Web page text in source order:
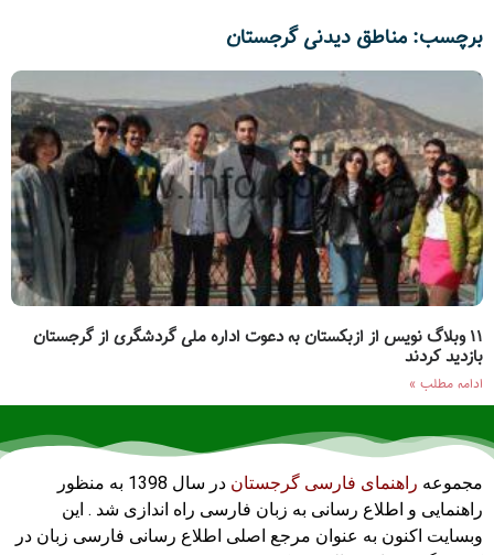
برچسب: مناطق دیدنی گرجستان
۱۱ وبلاگ نویس از ازبکستان به دعوت اداره ملی گردشگری از گرجستان
بازدید کردند
ادامه مطلب »
مجموعه راهنمای فارسی گرجستان
در سال 1398 به منظور
راهنمایی و اطلاع رسانی به زبان فارسی راه اندازی شد . این
وبسایت اکنون به عنوان مرجع اصلی اطلاع رسانی فارسی زبان در